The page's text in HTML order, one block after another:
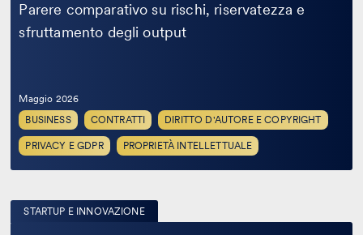
Parere comparativo su rischi, riservatezza e
sfruttamento degli output
Maggio 2026
BUSINESS
CONTRATTI DIRITTO D'AUTORE E COPYRIGHT
PRIVACY E GDPR PROPRIETÀ INTELLETTUALE
STARTUP E INNOVAZIONE
Messa